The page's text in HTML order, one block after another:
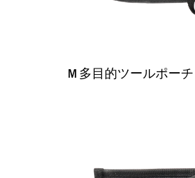
M 多目的ツールポーチ